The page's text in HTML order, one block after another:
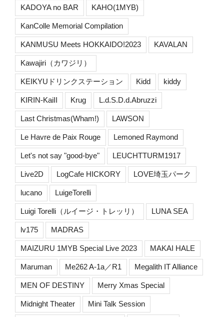
KADOYA no BAR KAHO(1MYB)
KanColle Memorial Compilation
KANMUSU Meets HOKKAIDO!2023 KAVALAN
Kawajiri（カワジリ）
KEIKYUドリンクステーション Kidd kiddy
KIRIN-KaiII Krug L.d.S.D.d.Abruzzi
Last Christmas(Wham!) LAWSON
Le Havre de Paix Rouge Lemoned Raymond
Let's not say "good-bye" LEUCHTTURM1917
Live2D LogCafe HICKORY LOVE埼玉パーク
lucano LuigeTorelli
Luigi Torelli（ルイージ・トレッリ） LUNA SEA
lv175 MADRAS
MAIZURU 1MYB Special Live 2023 MAKAI HALE
Maruman Me262 A-1a／R1 Megalith IT Alliance
MEN OF DESTINY Merry Xmas Special
Midnight Theater Mini Talk Session